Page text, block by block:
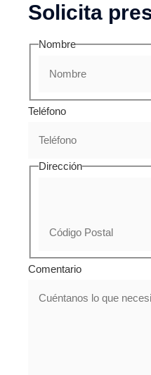
Solicita
Nombre
Teléfono
Dirección
Comentario